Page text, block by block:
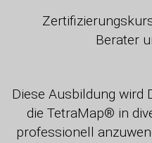
Berater
Diese Ausbildung wird
die TetraMap® in
professionell